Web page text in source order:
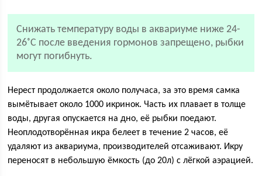
Снижать температуру воды в аквариуме ниже 24-
26˚С после введения гормонов запрещено, рыбки
могут погибнуть.
Нерест продолжается около получаса, за это время самка
вымётывает около 1000 икринок. Часть их плавает в толще
воды, другая опускается на дно, её рыбки поедают.
Неоплодотворённая икра белеет в течение 2 часов, её
удаляют из аквариума, производителей отсаживают. Икру
переносят в небольшую ёмкость (до 20л) с лёгкой аэрацией.